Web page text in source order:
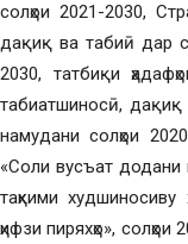
солҳои 2021-2030,
дақиқ ва табиӣ дар
2030, татбиқи
табиатшиносӣ,
намудани солҳои
«Соли вусъат додани
таҳкими
ҳифзи пиряхҳо»,